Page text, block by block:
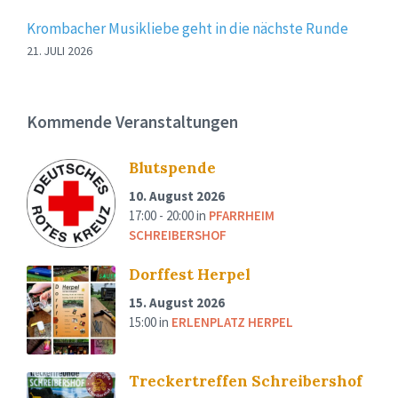
Krombacher Musikliebe geht in die nächste Runde
21. JULI 2026
Kommende Veranstaltungen
Blutspende
10. August 2026
17:00 - 20:00in PFARRHEIM
SCHREIBERSHOF
Dorffest Herpel
15. August 2026
15:00in ERLENPLATZ HERPEL
Treckertreffen Schreibershof